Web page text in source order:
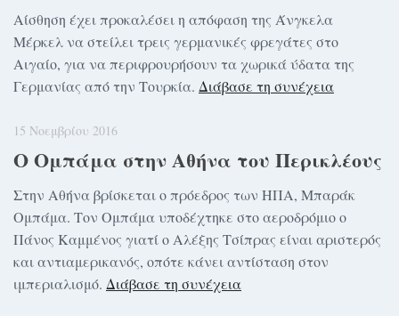
Αίσθηση έχει προκαλέσει η απόφαση της Άνγκελα
Μέρκελ να στείλει τρεις γερμανικές φρεγάτες στο
Αιγαίο, για να περιφρουρήσουν τα χωρικά ύδατα της
Γερμανίας από την Τουρκία. Διάβασε τη συνέχεια
15 Νοεμβρίου 2016
Ο Ομπάμα στην Αθήνα του Περικλέους
Στην Αθήνα βρίσκεται ο πρόεδρος των ΗΠΑ, Μπαράκ
Ομπάμα. Τον Ομπάμα υποδέχτηκε στο αεροδρόμιο ο
Πάνος Καμμένος γιατί ο Αλέξης Τσίπρας είναι αριστερός
και αντιαμερικανός, οπότε κάνει αντίσταση στον
ιμπεριαλισμό. Διάβασε τη συνέχεια